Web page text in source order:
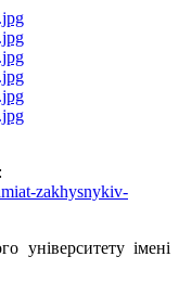
zakhysnykiv-
університету імені